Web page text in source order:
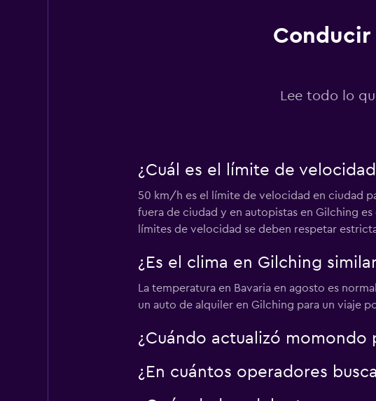
Lee todo lo
¿Cuál es el límite de
50 km/h es el límite de velocidad en ciudad
fuera de ciudad y en autopistas en Gilching
límites de velocidad se deben respetar
¿Es el clima en Gilching
La temperatura en Bavaria en agosto es
un auto de alquiler en Gilching para un viaje
¿Cuándo actualizó
¿En cuántos operadores